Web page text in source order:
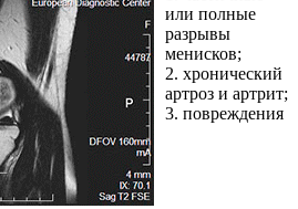
или полные
разрывы
менисков;
2. хронический
артроз и артрит;
3. повреждения